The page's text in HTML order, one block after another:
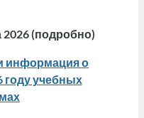
(подробно)
информация о
году учебных